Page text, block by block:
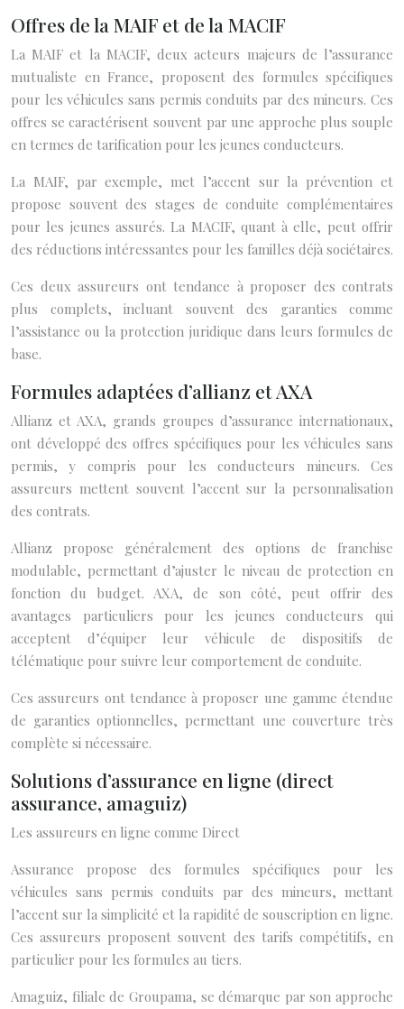
Offres de la MAIF et de la MACIF
La MAIF et la MACIF, deux acteurs majeurs de l’assurance
mutualiste en France, proposent des formules spécifiques
pour les véhicules sans permis conduits par des mineurs. Ces
offres se caractérisent souvent par une approche plus souple
en termes de tarification pour les jeunes conducteurs.
La MAIF, par exemple, met l’accent sur la prévention et
propose souvent des stages de conduite complémentaires
pour les jeunes assurés. La MACIF, quant à elle, peut offrir
des réductions intéressantes pour les familles déjà sociétaires.
Ces deux assureurs ont tendance à proposer des contrats
plus complets, incluant souvent des garanties comme
l’assistance ou la protection juridique dans leurs formules de
base.
Formules adaptées d’allianz et AXA
Allianz et AXA, grands groupes d’assurance internationaux,
ont développé des offres spécifiques pour les véhicules sans
permis, y compris pour les conducteurs mineurs. Ces
assureurs mettent souvent l’accent sur la personnalisation
des contrats.
Allianz propose généralement des options de franchise
modulable, permettant d’ajuster le niveau de protection en
fonction du budget. AXA, de son côté, peut offrir des
avantages particuliers pour les jeunes conducteurs qui
acceptent d’équiper leur véhicule de dispositifs de
télématique pour suivre leur comportement de conduite.
Ces assureurs ont tendance à proposer une gamme étendue
de garanties optionnelles, permettant une couverture très
complète si nécessaire.
Solutions d’assurance en ligne (direct
assurance, amaguiz)
Les assureurs en ligne comme Direct
Assurance propose des formules spécifiques pour les
véhicules sans permis conduits par des mineurs, mettant
l’accent sur la simplicité et la rapidité de souscription en ligne.
Ces assureurs proposent souvent des tarifs compétitifs, en
particulier pour les formules au tiers.
Amaguiz, filiale de Groupama, se démarque par son approche